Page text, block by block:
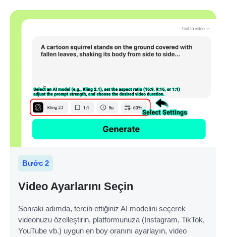
Bước 2
Video Ayarlarını Seçin
Sonraki adımda, tercih ettiğiniz AI modelini seçerek
videonuzu özelleştirin, platformunuza (Instagram, TikTok,
YouTube vb.) uygun en boy oranını ayarlayın, video